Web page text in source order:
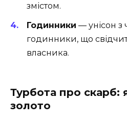
змістом.
Годинники ― унісон з
годинники, що
власника.
Турбота про скарб:
золото